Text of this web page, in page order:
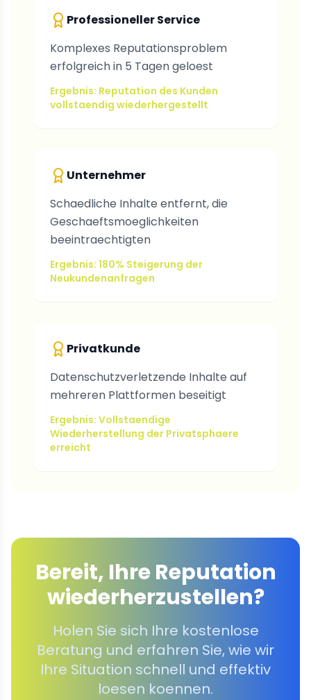
Professioneller Service
Komplexes Reputationsproblem
erfolgreich in 5 Tagen geloest
Ergebnis: Reputation des Kunden
vollstaendig wiederhergestellt
Unternehmer
Schaedliche Inhalte entfernt, die
Geschaeftsmoeglichkeiten
beeintraechtigten
Ergebnis: 180% Steigerung der
Neukundenanfragen
Privatkunde
Datenschutzverletzende Inhalte auf
mehreren Plattformen beseitigt
Ergebnis: Vollstaendige
Wiederherstellung der Privatsphaere
erreicht
Bereit, Ihre Reputation
wiederherzustellen?
Holen Sie sich Ihre kostenlose
Beratung und erfahren Sie, wie wir
Ihre Situation schnell und effektiv
loesen koennen.